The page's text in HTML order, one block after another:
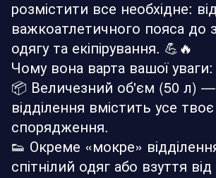
розмістити все необхідне: від
важкоатлетичного пояса до
одягу та екіпірування. 💪🔥
Чому вона варта вашої уваги:
📦 Величезний об'єм (50 л)
відділення вмістить усе твоє
спорядження.
👟 Окреме «мокре»
спітнілий одяг або взуття